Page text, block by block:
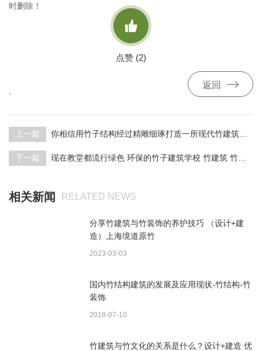
时删除！

点赞 (2)
返回 
上一篇
下一篇
相关新闻 RELATED NEWS
分享竹建筑与竹装饰的养护技巧 （设计+建
造）上海境道原竹
2023-03-03
国内竹结构建筑的发展及应用现状-竹结构-竹
装饰
2018-07-10
竹建筑与竹文化的关系是什么？设计+建造 优